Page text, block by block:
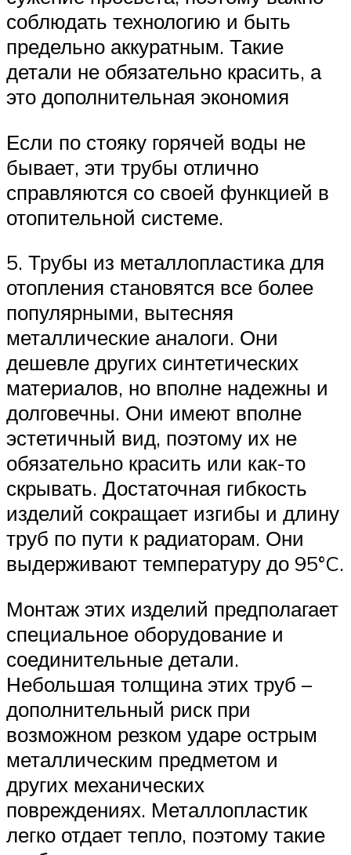
соблюдать технологию и быть
предельно аккуратным. Такие
детали не обязательно красить, а
это дополнительная экономия
Если по стояку горячей воды не
бывает, эти трубы отлично
справляются со своей функцией в
отопительной системе.
5. Трубы из металлопластика для
отопления становятся все более
популярными, вытесняя
металлические аналоги. Они
дешевле других синтетических
материалов, но вполне надежны и
долговечны. Они имеют вполне
эстетичный вид, поэтому их не
обязательно красить или как-то
скрывать. Достаточная гибкость
изделий сокращает изгибы и длину
труб по пути к радиаторам. Они
выдерживают температуру до 95°C.
Монтаж этих изделий предполагает
специальное оборудование и
соединительные детали.
Небольшая толщина этих труб –
дополнительный риск при
возможном резком ударе острым
металлическим предметом и
других механических
повреждениях. Металлопластик
легко отдает тепло, поэтому такие